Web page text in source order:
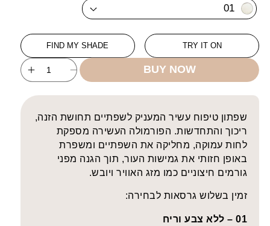
or
unavailable
01
FIND MY SHADE TRY IT ON
Decrease
Rich
Care
Lipstick
for
BUY NOW
שפתון טיפוח עשיר המעניק לשפתיים תחושת הזנה,
ריכוך והתחדשות. הפורמולה העשירה מספקת
לחות עמוקה, מחליקה את השפתיים ומשפרת
באופן חזותי את גמישות העור, תוך הגנה מפני
גורמים חיצוניים כמו מזג האוויר ויובש.
זמין בשלוש גרסאות לבחירה:
01 – ללא צבע וריח